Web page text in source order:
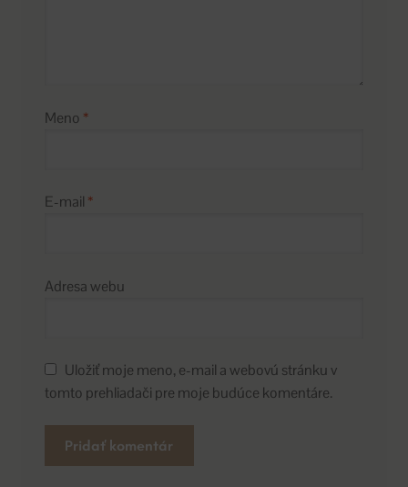
Meno *
E-mail *
Adresa webu
Uložiť moje meno, e-mail a webovú stránku v
tomto prehliadači pre moje budúce komentáre.